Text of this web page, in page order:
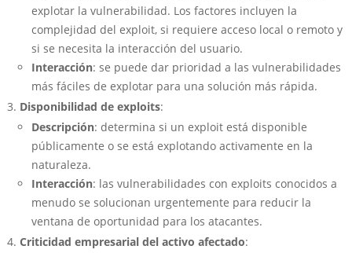
explotar la vulnerabilidad. Los factores incluyen la
complejidad del exploit, si requiere acceso local o remoto y
si se necesita la interacción del usuario.
Interacción: se puede dar prioridad a las vulnerabilidades
más fáciles de explotar para una solución más rápida.
Disponibilidad de exploits:
Descripción: determina si un exploit está disponible
públicamente o se está explotando activamente en la
naturaleza.
Interacción: las vulnerabilidades con exploits conocidos a
menudo se solucionan urgentemente para reducir la
ventana de oportunidad para los atacantes.
Criticidad empresarial del activo afectado: